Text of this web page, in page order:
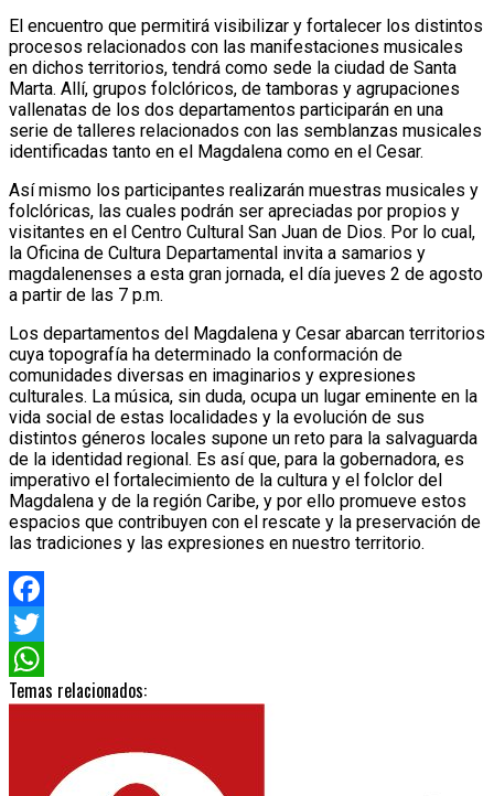
El encuentro que permitirá visibilizar y fortalecer los distintos
procesos relacionados con las manifestaciones musicales
en dichos territorios, tendrá como sede la ciudad de Santa
Marta. Allí, grupos folclóricos, de tamboras y agrupaciones
vallenatas de los dos departamentos participarán en una
serie de talleres relacionados con las semblanzas musicales
identificadas tanto en el Magdalena como en el Cesar.
Así mismo los participantes realizarán muestras musicales y
folclóricas, las cuales podrán ser apreciadas por propios y
visitantes en el Centro Cultural San Juan de Dios. Por lo cual,
la Oficina de Cultura Departamental invita a samarios y
magdalenenses a esta gran jornada, el día jueves 2 de agosto
a partir de las 7 p.m.
Los departamentos del Magdalena y Cesar abarcan territorios
cuya topografía ha determinado la conformación de
comunidades diversas en imaginarios y expresiones
culturales. La música, sin duda, ocupa un lugar eminente en la
vida social de estas localidades y la evolución de sus
distintos géneros locales supone un reto para la salvaguarda
de la identidad regional. Es así que, para la gobernadora, es
imperativo el fortalecimiento de la cultura y el folclor del
Magdalena y de la región Caribe, y por ello promueve estos
espacios que contribuyen con el rescate y la preservación de
las tradiciones y las expresiones en nuestro territorio.
Facebook
Twitter
WhatsApp
Temas relacionados: